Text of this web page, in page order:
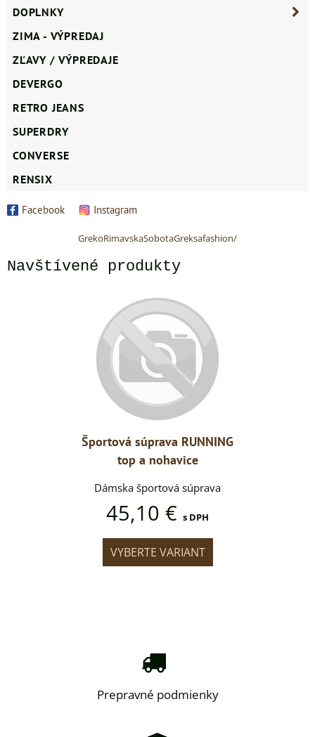
DOPLNKY
ZIMA - VÝPREDAJ
ZĽAVY / VÝPREDAJE
DEVERGO
RETRO JEANS
SUPERDRY
CONVERSE
RENSIX
Facebook Instagram
GrekoRimavskaSobotaGreksafashion/
Navštívené produkty
Športová súprava RUNNING
top a nohavice
Dámska športová súprava
45,10 € s DPH
VYBERTE VARIANT
Prepravné podmienky